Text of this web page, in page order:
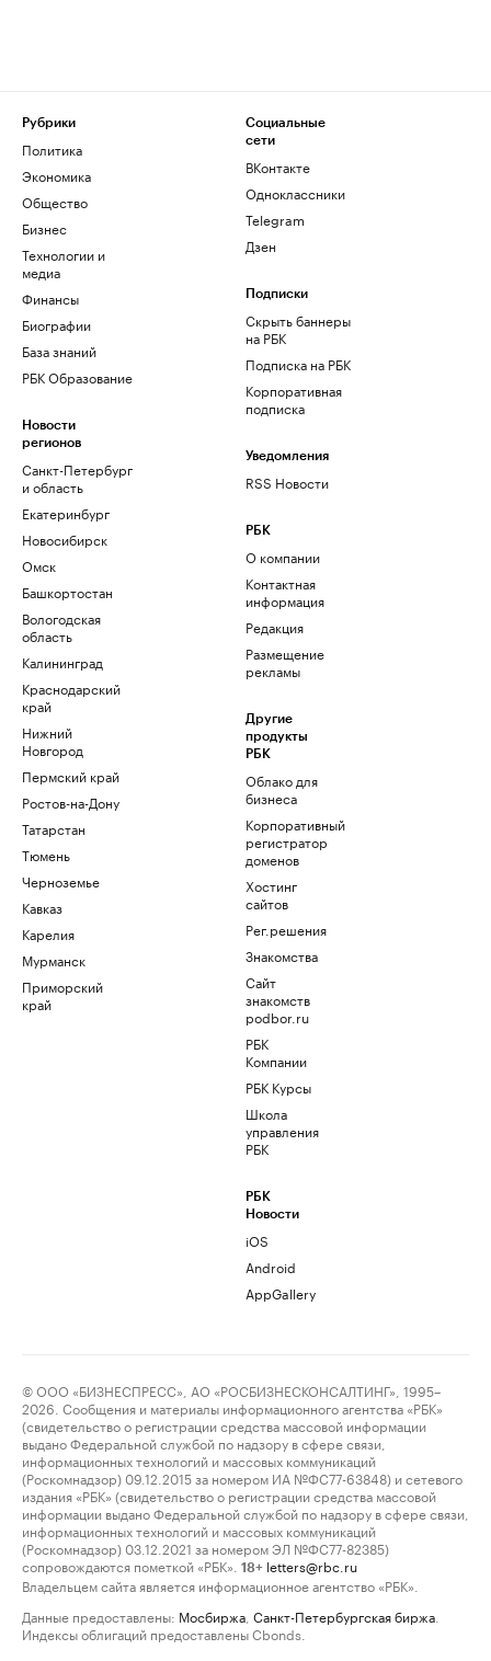
Рубрики
Политика
Экономика
Общество
Бизнес
Технологии и
медиа
Финансы
Биографии
База знаний
РБК Образование
Новости
регионов
Санкт-Петербург
и область
Екатеринбург
Новосибирск
Омск
Башкортостан
Вологодская
область
Калининград
Краснодарский
край
Нижний
Новгород
Пермский край
Ростов-на-Дону
Татарстан
Тюмень
Черноземье
Кавказ
Карелия
Мурманск
Приморский
край
Социальные
сети
ВКонтакте
Одноклассники
Telegram
Дзен
Подписки
Скрыть баннеры
на РБК
Подписка на РБК
Корпоративная
подписка
Уведомления
RSS Новости
РБК
О компании
Контактная
информация
Редакция
Размещение
рекламы
Другие
продукты
РБК
Облако для
бизнеса
Корпоративный
регистратор
доменов
Хостинг
сайтов
Рег.решения
Знакомства
Сайт
знакомств
podbor.ru
РБК
Компании
РБК Курсы
Школа
управления
РБК
РБК
Новости
iOS
Android
AppGallery
© ООО «БИЗНЕСПРЕСС», АО «РОСБИЗНЕСКОНСАЛТИНГ», 1995–
2026. Сообщения и материалы информационного агентства «РБК»
(свидетельство о регистрации средства массовой информации
выдано Федеральной службой по надзору в сфере связи,
информационных технологий и массовых коммуникаций
(Роскомнадзор) 09.12.2015 за номером ИА №ФС77-63848) и сетевого
издания «РБК» (свидетельство о регистрации средства массовой
информации выдано Федеральной службой по надзору в сфере связи,
информационных технологий и массовых коммуникаций
(Роскомнадзор) 03.12.2021 за номером ЭЛ №ФС77-82385)
сопровождаются пометкой «РБК».
18+ letters@rbc.ru
Владельцем сайта является информационное агентство «РБК».
Данные предоставлены: Мосбиржа Санкт-Петербургская биржа
Индексы облигаций предоставлены Cbonds.